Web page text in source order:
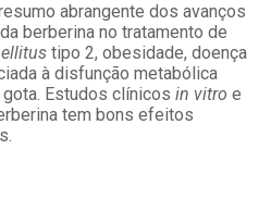
abrangente dos avanços
berberina no tratamento de
tipo 2, obesidade, doença
à disfunção metabólica
Estudos clínicos in vitro e
tem bons efeitos